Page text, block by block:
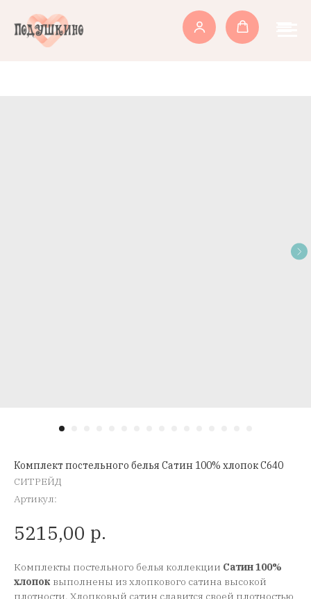
Комплект постельного белья Сатин 100% хлопок C640
СИТРЕЙД
Артикул:
5215,00 р.
Комплекты постельного белья коллекции Сатин 100%
хлопок выполнены из хлопкового сатина высокой
плотности. Хлопковый сатин славится своей плотностью